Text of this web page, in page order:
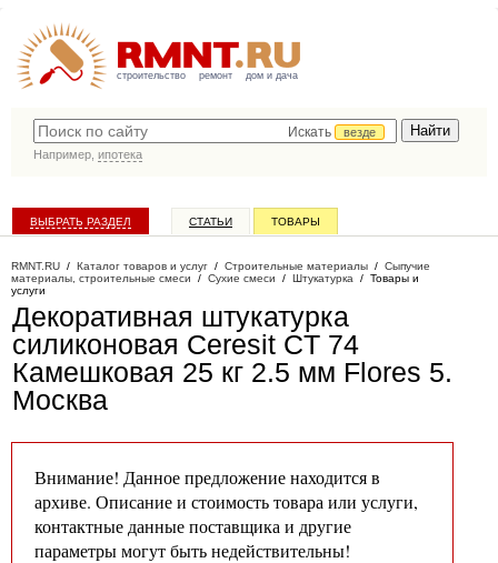
строительство ремонт дом и дача
Искать
везде
Например, ипотека
ВЫБРАТЬ РАЗДЕЛ СТАТЬИ ТОВАРЫ
RMNT.RU / Каталог товаров и услуг / Строительные материалы / Сыпучие
материалы, строительные смеси / Сухие смеси / Штукатурка / Товары и
услуги
Декоративная штукатурка
силиконовая Ceresit CT 74
Камешковая 25 кг 2.5 мм Flores 5.
Москва
Внимание! Данное предложение находится в
архиве. Описание и стоимость товара или услуги,
контактные данные поставщика и другие
параметры могут быть недействительны!